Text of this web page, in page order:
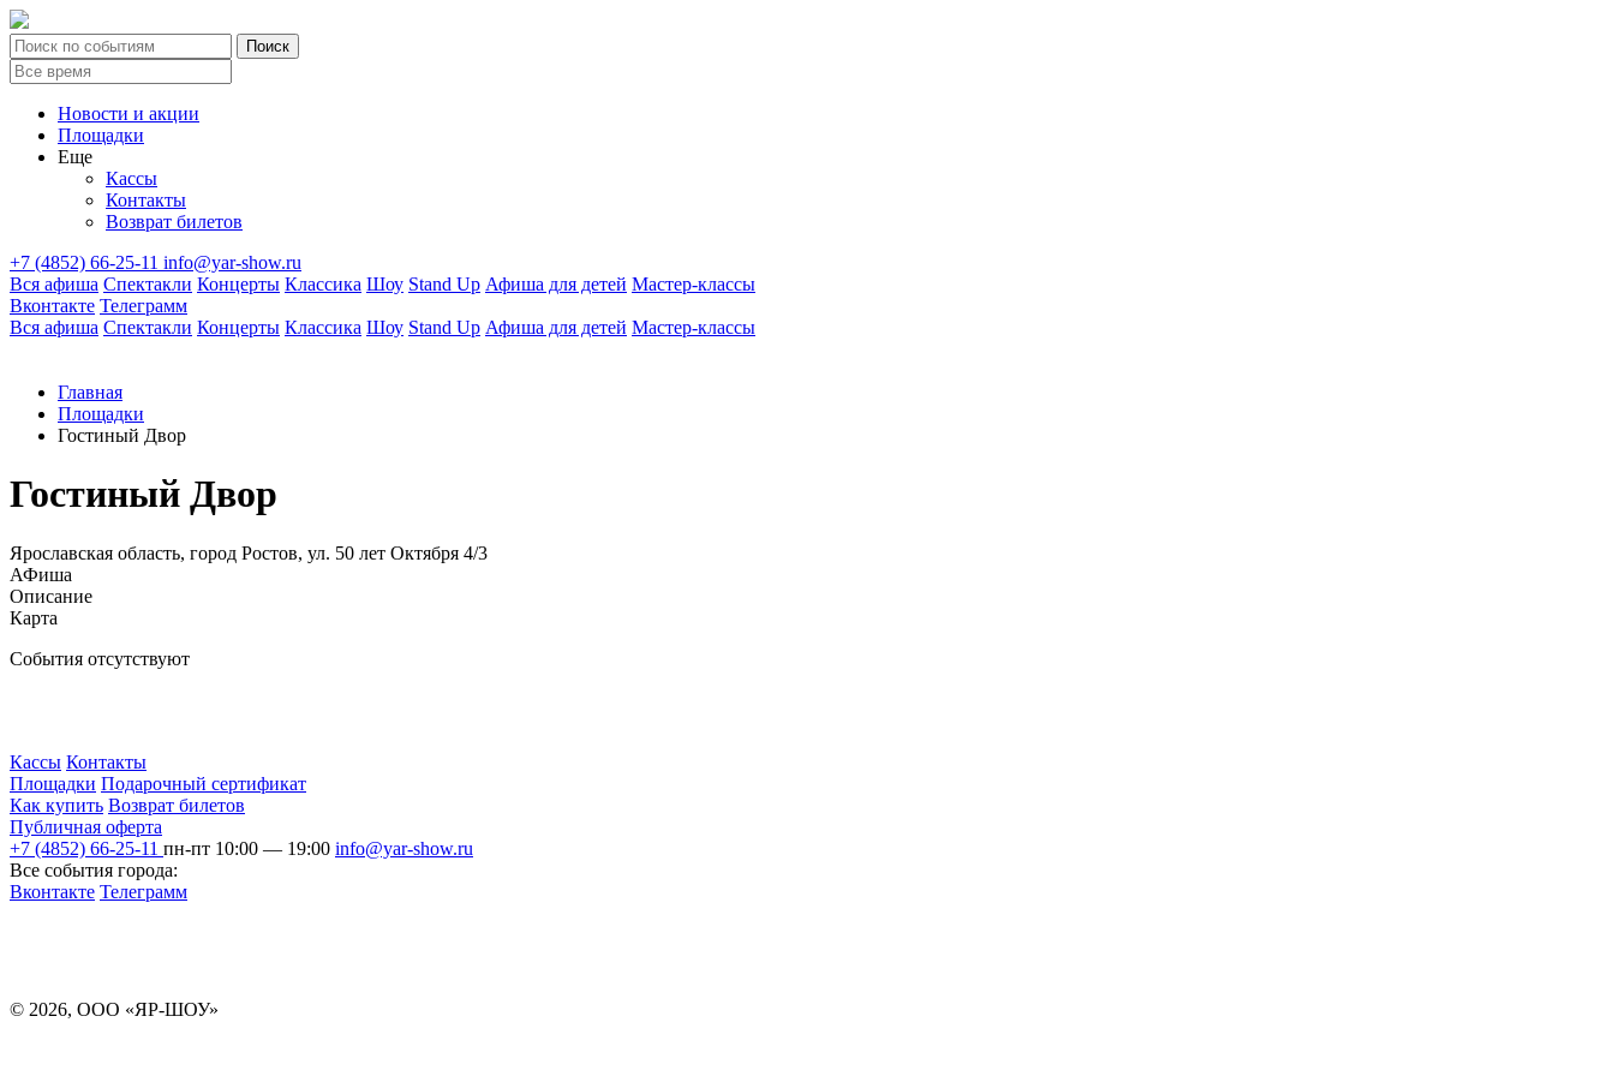
Новости и акции
Площадки
Еще
Кассы
Контакты
Возврат билетов
+7 (4852) 66-25-11 info@yar-show.ru
Вся афиша Спектакли Концерты Классика Шоу Stand Up Афиша для детей Мастер-классы
Вконтакте Телеграмм
Вся афиша Спектакли Концерты Классика Шоу Stand Up Афиша для детей Мастер-классы
Главная
Площадки
Гостиный Двор
Гостиный Двор
Ярославская область, город Ростов, ул. 50 лет Октября 4/3
АФиша
Описание
Карта
События отсутствуют
Кассы Контакты
Площадки Подарочный сертификат
Как купить Возврат билетов
Публичная оферта
+7 (4852) 66-25-11 пн-пт 10:00 — 19:00 info@yar-show.ru
Все события города:
Вконтакте Телеграмм
© 2026, ООО «ЯР-ШОУ»